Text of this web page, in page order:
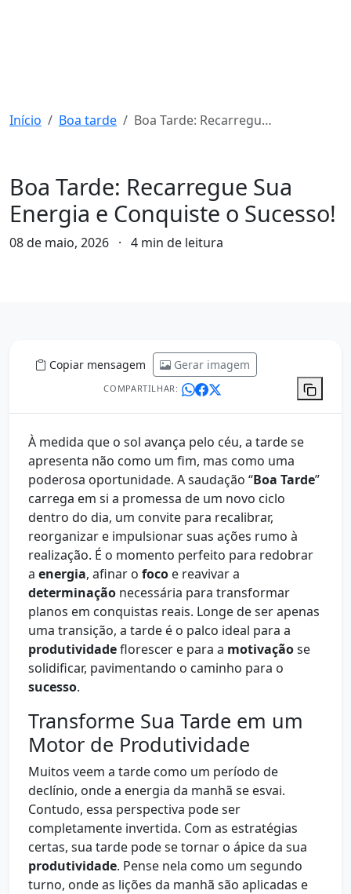
Início Boa tarde Boa Tarde: Recarregue Sua Energia e Conquiste o Sucesso!
Boa Tarde: Recarregue Sua
Energia e Conquiste o Sucesso!
08 de maio, 2026 · 4 min de leitura
Copiar mensagem Gerar imagem
COMPARTILHAR:
À medida que o sol avança pelo céu, a tarde se
apresenta não como um fim, mas como uma
poderosa oportunidade. A saudação “Boa Tarde”
carrega em si a promessa de um novo ciclo
dentro do dia, um convite para recalibrar,
reorganizar e impulsionar suas ações rumo à
realização. É o momento perfeito para redobrar
a energia, afinar o foco e reavivar a
determinação necessária para transformar
planos em conquistas reais. Longe de ser apenas
uma transição, a tarde é o palco ideal para a
produtividadeflorescer e para a motivaçãose
solidificar, pavimentando o caminho para o
sucesso.
Transforme Sua Tarde em um
Motor de Produtividade
Muitos veem a tarde como um período de
declínio, onde a energia da manhã se esvai.
Contudo, essa perspectiva pode ser
completamente invertida. Com as estratégias
certas, sua tarde pode se tornar o ápice da sua
produtividade. Pense nela como um segundo
turno, onde as lições da manhã são aplicadas e